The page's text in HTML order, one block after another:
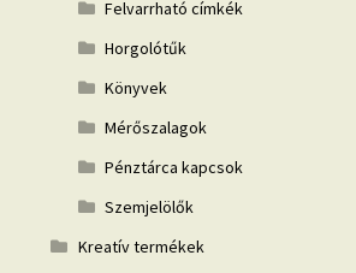
Felvarrható címkék
Horgolótűk
Könyvek
Mérőszalagok
Pénztárca kapcsok
Szemjelölők
Kreatív termékek